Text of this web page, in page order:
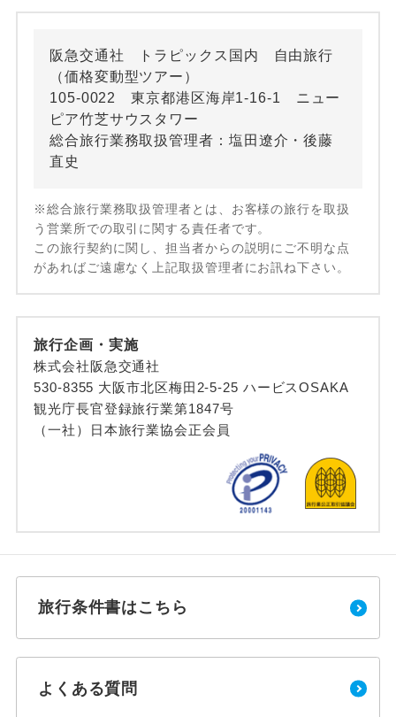
阪急交通社 トラピックス国内 自由旅行
（価格変動型ツアー）
105-0022 東京都港区海岸1-16-1 ニュー
ピア竹芝サウスタワー
総合旅行業務取扱管理者：塩田遼介・後藤
直史
※総合旅行業務取扱管理者とは、お客様の旅行を取扱
う営業所での取引に関する責任者です。
この旅行契約に関し、担当者からの説明にご不明な点
があればご遠慮なく上記取扱管理者にお訊ね下さい。
旅行企画・実施
株式会社阪急交通社
530-8355 大阪市北区梅田2-5-25 ハービスOSAKA
観光庁長官登録旅行業第1847号
（一社）日本旅行業協会正会員
旅行条件書はこちら
よくある質問